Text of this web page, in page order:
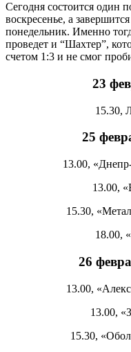
Сегодня состоится один
воскресенье, а
понедельник. Именно
проведет и “Шахтер”,
счетом 1:3 и не смог
23
15.30,
25
13.00,
13.00,
15.30,
18.00,
26
13.00,
13.00,
15.30,